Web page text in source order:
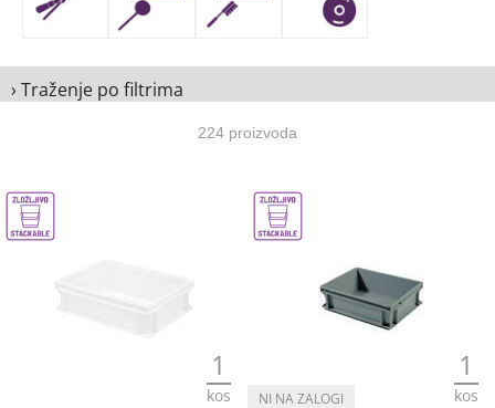
› Traženje po filtrima
224 proizvoda
1
kos
1
kos